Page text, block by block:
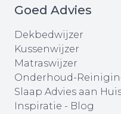
Goed Advies
Dekbedwijzer
Kussenwijzer
Matraswijzer
Onderhoud-
Slaap Advies aan
Inspiratie - Blog